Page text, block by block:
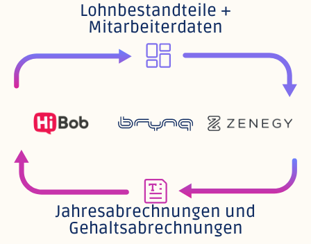
Lohnbestandteile +
Mitarbeiterdaten
Jahresabrechnungen und
Gehaltsabrechnungen